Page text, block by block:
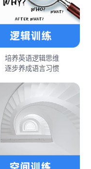
培养英语逻辑思维
逐步养成语言习惯